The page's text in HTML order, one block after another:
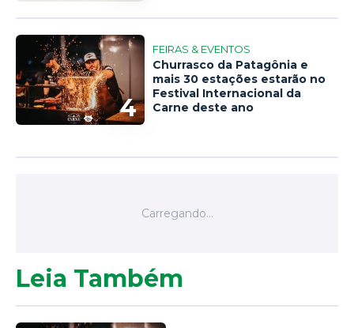
4
FEIRAS & EVENTOS
Churrasco da Patagônia e
mais 30 estações estarão no
Festival Internacional da
Carne deste ano
Leia Também